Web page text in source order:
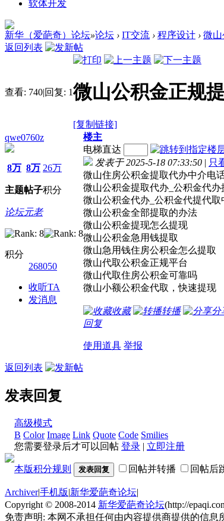
软体开发
新华（爱葩奇）论坛»论坛 › IT交流 › 程序设计 › 微山
返回列表
查看: 740|回复: 1微山公积金正规
[复制链接]
qwe0760z
8万
主题
8万
帖子
26万
积分
论坛元老
积分
268050
收听TA
发消息
楼主
电梯直达
发表于 2025-5-18 07:33:50 | 只
微山住房公积金提取代办中介电
微山公积金提取代办_公积金代办
微山公积金代办_公积金代提代取
微山公积金全部提取的办法
微山公积金提现怎么提现
微山公积金急用钱提取
微山急用钱住房公积金怎么提取
微山代取公积金正规平台
微山代取住房公积金可靠吗
微山小额公积金代取，快速提现
收藏 转播 分
回复
使用道具 举报
返回列表
发表回复
高级模式
B Color Image Link Quote Code Smilies
您需要登录后才可以回帖 登录 | 立即注册
本版积分规则 发表回复 回帖并转播 回帖后
Archiver|手机版|新华爱葩奇论坛|
Copyright © 2008-2014 新华爱葩奇论坛(http://
免责声明: 本网不承担任何由内容提供商提供的信息